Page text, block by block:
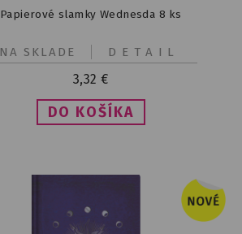
Papierové slamky Wednesda 8 ks
3,32 €
DETAIL
NA SKLADE